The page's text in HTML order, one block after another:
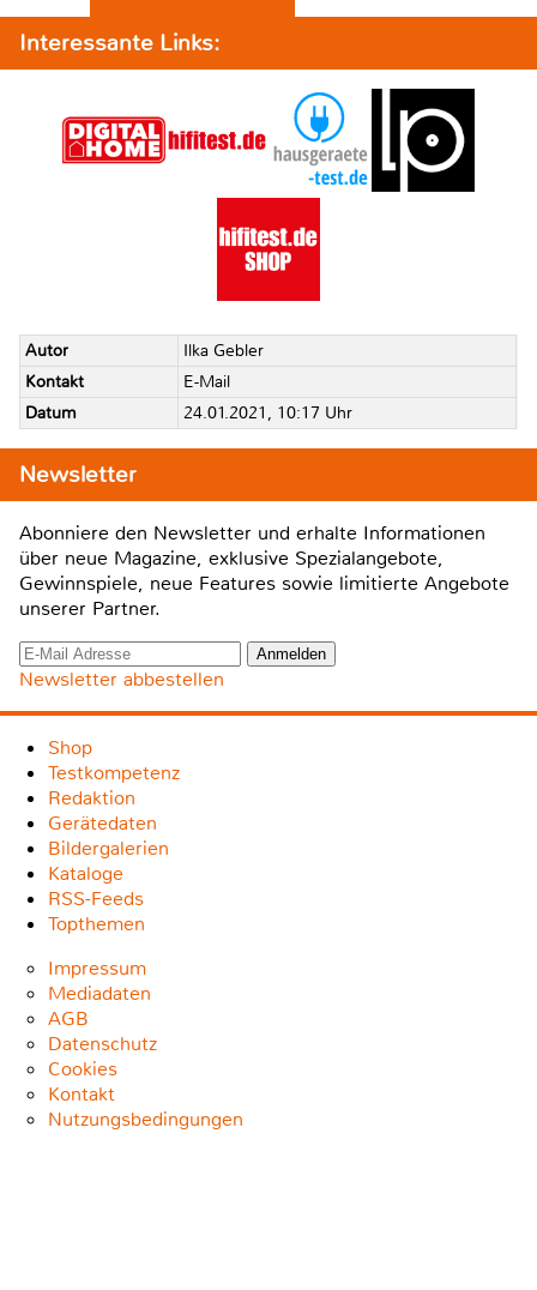
Interessante Links:
Autor
Ilka Gebler
Kontakt
E-Mail
Datum
24.01.2021, 10:17 Uhr
Newsletter
Abonniere den Newsletter und erhalte Informationen
über neue Magazine, exklusive Spezialangebote,
Gewinnspiele, neue Features sowie limitierte Angebote
unserer Partner.
Newsletter abbestellen
Shop
Testkompetenz
Redaktion
Gerätedaten
Bildergalerien
Kataloge
RSS-Feeds
Topthemen
Impressum
Mediadaten
AGB
Datenschutz
Cookies
Kontakt
Nutzungsbedingungen